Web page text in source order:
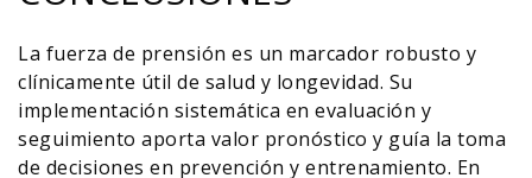
La fuerza de prensión es un marcador robusto y
clínicamente útil de salud y longevidad. Su
implementación sistemática en evaluación y
seguimiento aporta valor pronóstico y guía la toma
de decisiones en prevención y entrenamiento. En